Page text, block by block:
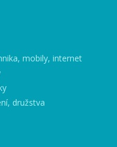
mobily, internet
družstva